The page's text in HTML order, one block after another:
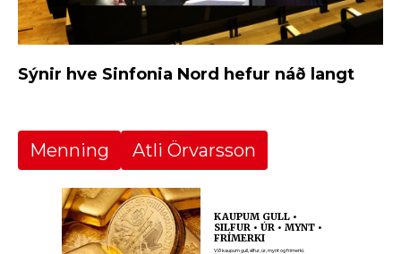
Sýnir hve Sinfonia Nord hefur náð langt
Menning Atli Örvarsson